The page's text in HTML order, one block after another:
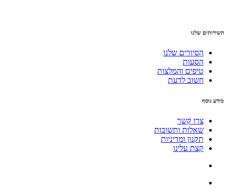
השירותים שלנו
הסיורים שלנו
הסעות
טיפים והמלצות
חשוב לדעת
מידע נוסף
צרו קשר
שאלות ותשובות
תקנון ומדיניות
קצת עלינו